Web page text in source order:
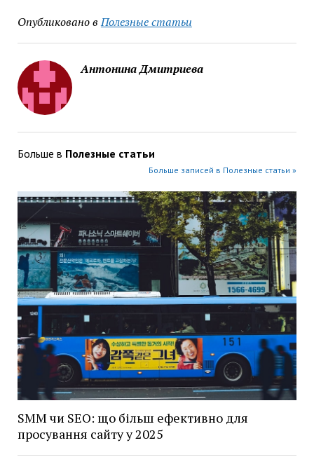
Опубликовано в Полезные статьи
Антонина Дмитриева
Больше в Полезные статьи
Больше записей в Полезные статьи »
SMM чи SEO: що більш ефективно для
просування сайту у 2025